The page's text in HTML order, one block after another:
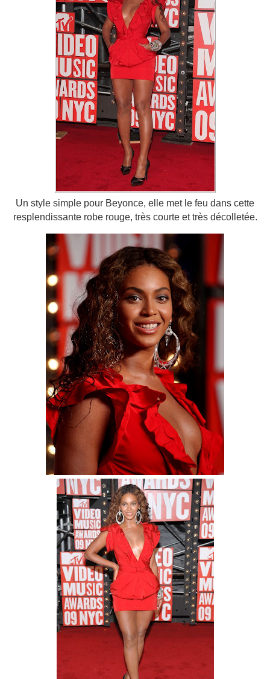
Un style simple pour Beyonce, elle met le feu dans cette
resplendissante robe rouge, très courte et très décolletée.